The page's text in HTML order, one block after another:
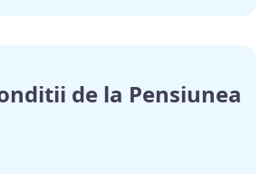
de la Pensiunea